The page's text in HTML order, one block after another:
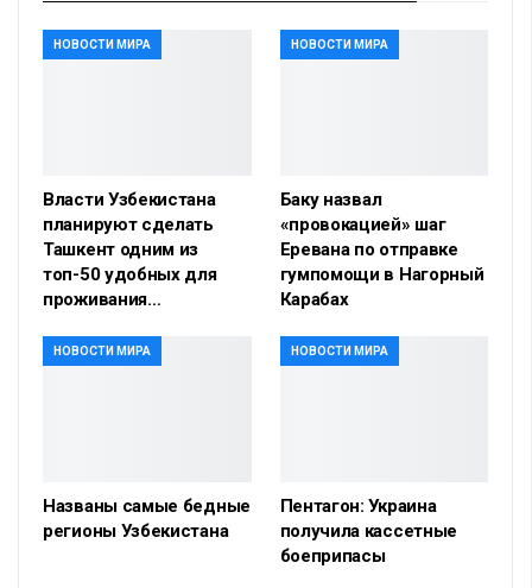
НОВОСТИ МИРА
Власти Узбекистана
планируют сделать
Ташкент одним из
топ-50 удобных для
проживания…
НОВОСТИ МИРА
Баку назвал
«провокацией» шаг
Еревана по отправке
гумпомощи в Нагорный
Карабах
НОВОСТИ МИРА
Названы самые бедные
регионы Узбекистана
НОВОСТИ МИРА
Пентагон: Украина
получила кассетные
боеприпасы